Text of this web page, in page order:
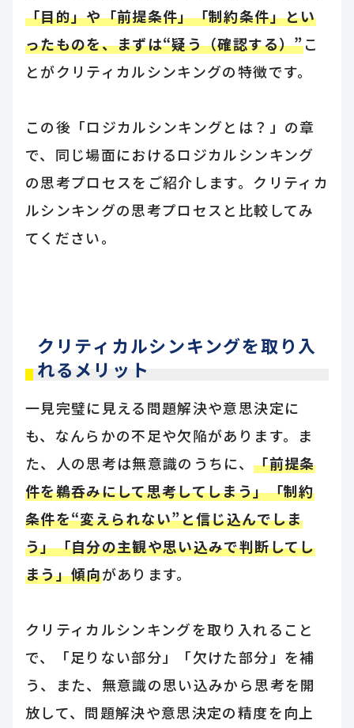
「目的」や「前提条件」「制約条件」とい
ったものを、まずは“疑う（確認する）”こ
とがクリティカルシンキングの特徴です。
この後「ロジカルシンキングとは？」の章
で、同じ場面におけるロジカルシンキング
の思考プロセスをご紹介します。クリティカ
ルシンキングの思考プロセスと比較してみ
てください。
クリティカルシンキングを取り入
れるメリット
一見完璧に見える問題解決や意思決定に
も、なんらかの不足や欠陥があります。ま
た、人の思考は無意識のうちに、「前提条
件を鵜呑みにして思考してしまう」「制約
条件を“変えられない”と信じ込んでしま
う」「自分の主観や思い込みで判断してし
まう」傾向があります。
クリティカルシンキングを取り入れること
で、「足りない部分」「欠けた部分」を補
う、また、無意識の思い込みから思考を開
放して、問題解決や意思決定の精度を向上